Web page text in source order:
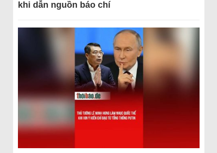
khi dẫn nguồn báo chí